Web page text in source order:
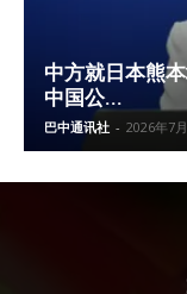
中方就日本熊
中国公...
巴中通讯社 - 2026年7